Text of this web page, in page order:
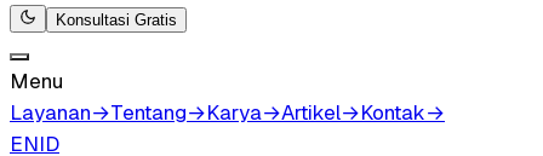
Konsultasi Gratis
Menu
Layanan→Tentang→Karya→Artikel→Kontak→
ENID